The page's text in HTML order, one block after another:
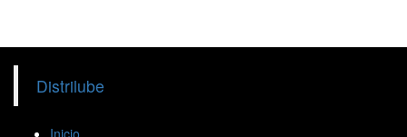
Distrilube